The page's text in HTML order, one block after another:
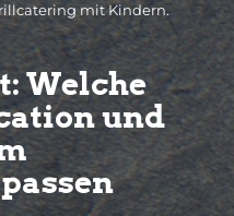
mit Kindern.
Welche
und